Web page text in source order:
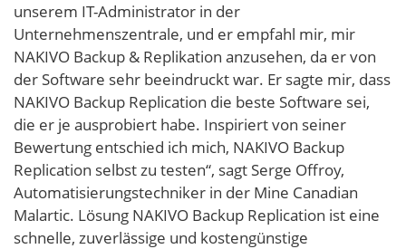
unserem IT-Administrator in der
Unternehmenszentrale, und er empfahl mir, mir
NAKIVO Backup & Replikation anzusehen, da er von
der Software sehr beeindruckt war. Er sagte mir, dass
NAKIVO Backup Replication die beste Software sei,
die er je ausprobiert habe. Inspiriert von seiner
Bewertung entschied ich mich, NAKIVO Backup
Replication selbst zu testen“, sagt Serge Offroy,
Automatisierungstechniker in der Mine Canadian
Malartic. Lösung NAKIVO Backup Replication ist eine
schnelle, zuverlässige und kostengünstige